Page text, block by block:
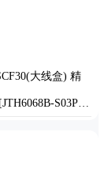
大线盒) 精
S03P1.